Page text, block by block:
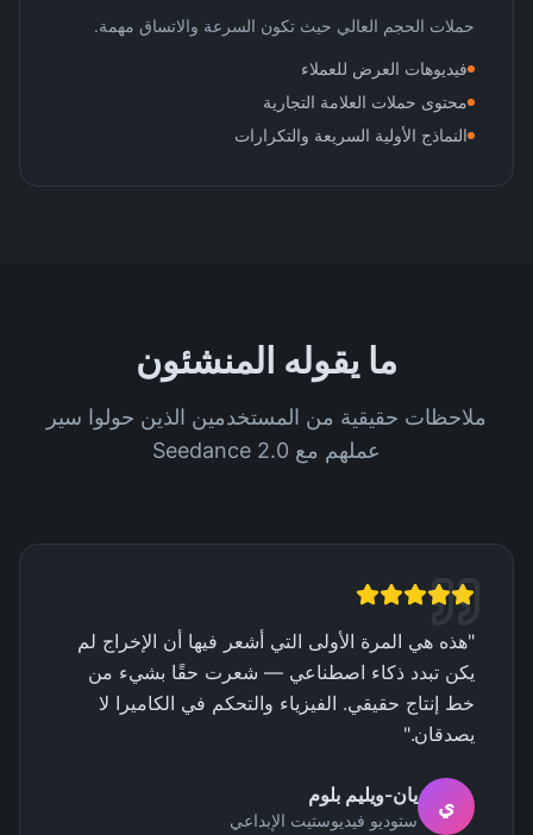
حملات الحجم العالي حيث تكون السرعة والاتساق مهمة.
فيديوهات العرض للعملاء
محتوى حملات العلامة التجارية
النماذج الأولية السريعة والتكرارات
ما يقوله المنشئون
ملاحظات حقيقية من المستخدمين الذين حولوا سير
عملهم مع Seedance 2.0
"هذه هي المرة الأولى التي أشعر فيها أن الإخراج لم
يكن تبدد ذكاء اصطناعي — شعرت حقًا بشيء من
خط إنتاج حقيقي. الفيزياء والتحكم في الكاميرا لا
يصدقان."
ي يان-ويليم بلوم
ستوديو فيديوستيت الإبداعي